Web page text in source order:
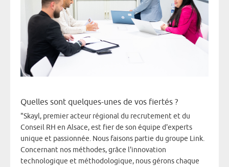
Quelles sont quelques-unes de vos fiertés ?
"Skayl, premier acteur régional du recrutement et du
Conseil RH en Alsace, est fier de son équipe d'experts
unique et passionnée. Nous faisons partie du groupe Link.
Concernant nos méthodes, grâce l'innovation
technologique et méthodologique, nous gérons chaque